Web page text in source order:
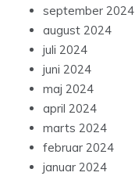
september 2024
august 2024
juli 2024
juni 2024
maj 2024
april 2024
marts 2024
februar 2024
januar 2024